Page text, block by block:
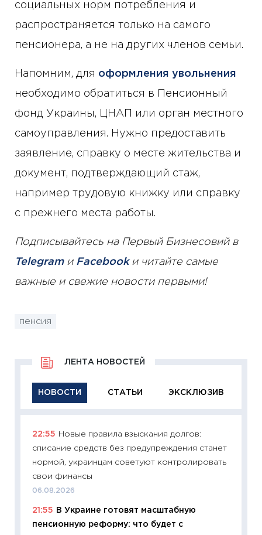
социальных норм потребления и
распространяется только на самого
пенсионера, а не на других членов семьи.
Напомним, для оформления увольнения
необходимо обратиться в Пенсионный
фонд Украины, ЦНАП или орган местного
самоуправления. Нужно предоставить
заявление, справку о месте жительства и
документ, подтверждающий стаж,
например трудовую книжку или справку
с прежнего места работы.
Подписывайтесь на Первый Бизнесовий в
Telegramи Facebookи читайте самые
важные и свежие новости первыми!
пенсия
НОВОСТИ СТАТЬИ ЭКСКЛЮЗИВ
ЛЕНТА НОВОСТЕЙ
22:55
Новые правила взыскания долгов:
списание средств без предупреждения станет
нормой, украинцам советуют контролировать
свои финансы
06.08.2026
21:55
В Украине готовят масштабную
пенсионную реформу: что будет с